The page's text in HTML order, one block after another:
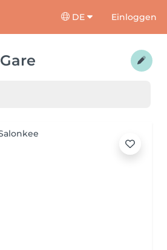
DE Einloggen
Gare